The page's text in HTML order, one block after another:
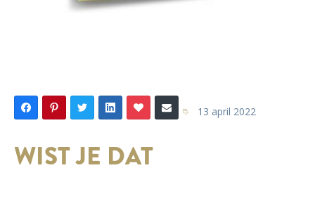
13 april 2022
WIST JE DAT